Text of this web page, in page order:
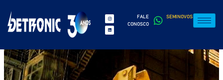
FALE
CONOSCO
SEMINOVOS